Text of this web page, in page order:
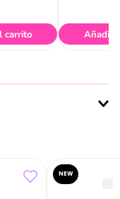
carrito Añadir
NEW